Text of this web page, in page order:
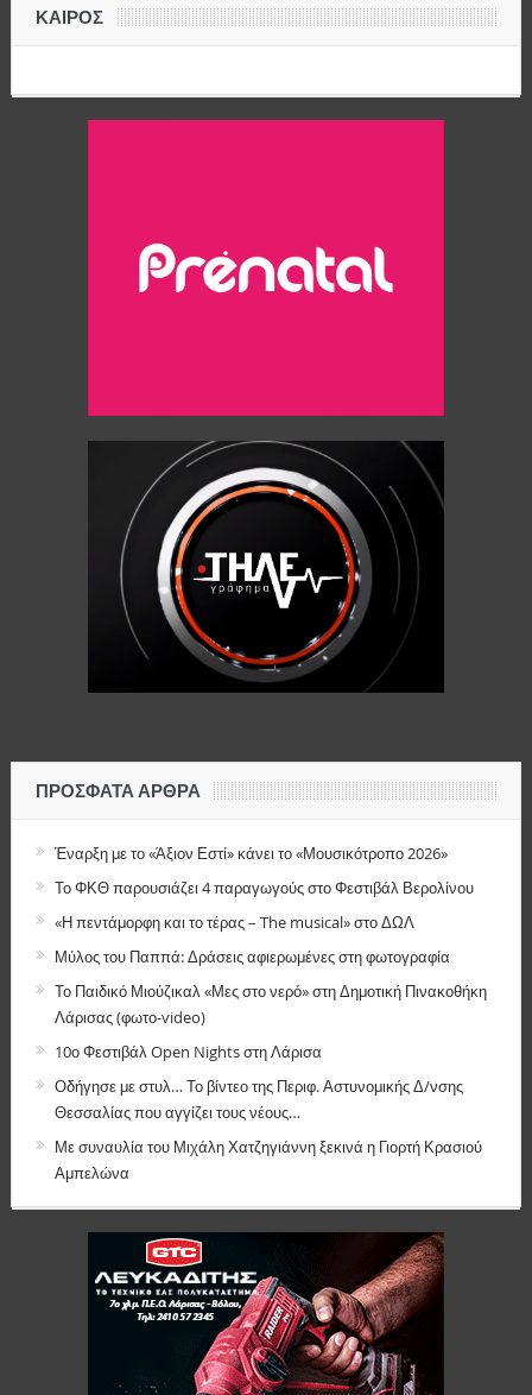
ΚΑΙΡΟΣ
ΠΡΌΣΦΑΤΑ ΆΡΘΡΑ
Έναρξη με το «Άξιον Εστί» κάνει το «Μουσικότροπο 2026»
Το ΦΚΘ παρουσιάζει 4 παραγωγούς στο Φεστιβάλ Βερολίνου
«Η πεντάμορφη και το τέρας – The musical» στο ΔΩΛ
Μύλος του Παππά: Δράσεις αφιερωμένες στη φωτογραφία
Το Παιδικό Μιούζικαλ «Μες στο νερό» στη Δημοτική Πινακοθήκη
Λάρισας (φωτο-video)
10ο Φεστιβάλ Open Nights στη Λάρισα
Οδήγησε με στυλ… Το βίντεο της Περιφ. Αστυνομικής Δ/νσης
Θεσσαλίας που αγγίζει τους νέους…
Με συναυλία του Μιχάλη Χατζηγιάννη ξεκινά η Γιορτή Κρασιού
Αμπελώνα